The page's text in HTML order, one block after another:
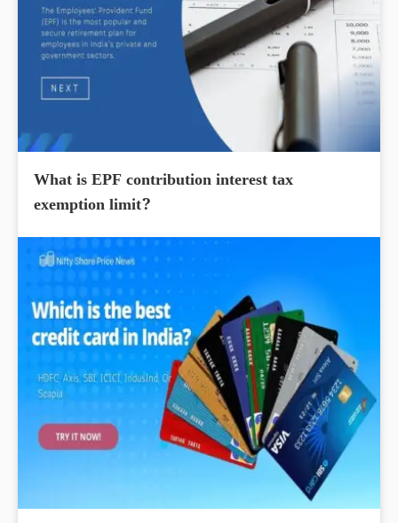
What is EPF contribution interest tax
exemption limit?